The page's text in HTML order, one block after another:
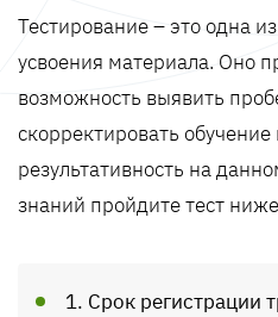
Тестирование – это одна
усвоения материала. Оно
возможность выявить
скорректировать
результативность на
знаний пройдите тест
1. Срок регистрации